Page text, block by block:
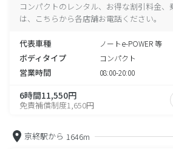
コンパクトのレンタル、お得な割引料金
は、こちらから各店舗お電話ください。
代表車種 ノートe-POWER 等
ボディタイプ コンパクト
営業時間 08:00-20:00
6時間11,550円
免責補償制度1,650円
京終駅から 1646m